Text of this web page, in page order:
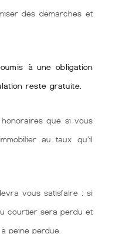
des démarches et
à une obligation
reste gratuite.
que si vous
au taux qu'il
vous satisfaire : si
courtier sera perdu et
peine perdue.